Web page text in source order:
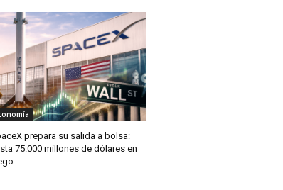
prepara su salida a bolsa:
75.000 millones de dólares en